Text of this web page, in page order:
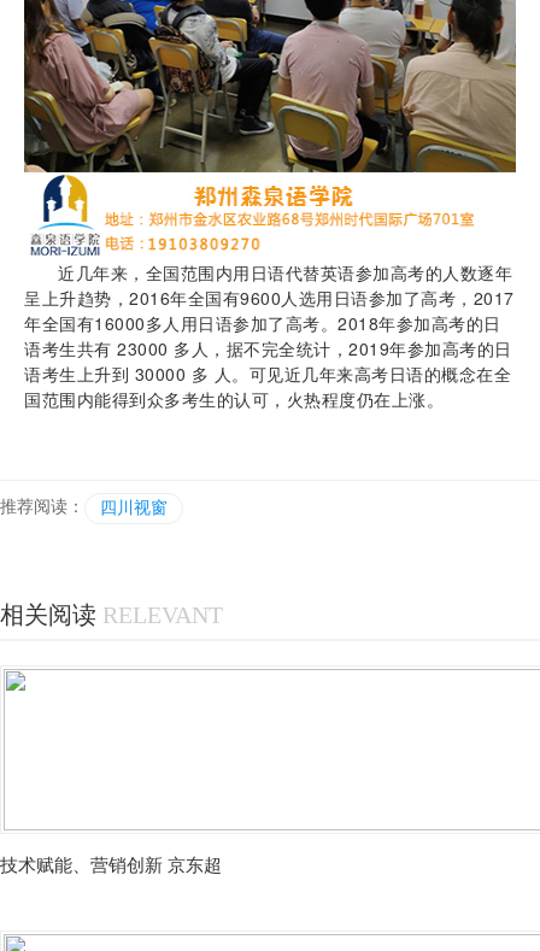
近几年来，全国范围内用日语代替英语参加高考的人数逐年
呈上升趋势，2016年全国有9600人选用日语参加了高考，2017
年全国有16000多人用日语参加了高考。2018年参加高考的日
语考生共有 23000 多人，据不完全统计，2019年参加高考的日
语考生上升到 30000 多 人。可见近几年来高考日语的概念在全
国范围内能得到众多考生的认可，火热程度仍在上涨。
推荐阅读： 四川视窗
相关阅读 RELEVANT
技术赋能、营销创新 京东超